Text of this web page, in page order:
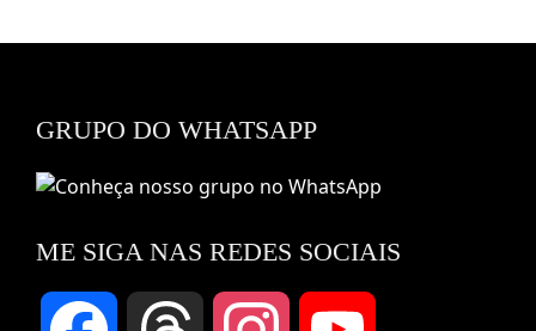
GRUPO DO WHATSAPP
ME SIGA NAS REDES SOCIAIS